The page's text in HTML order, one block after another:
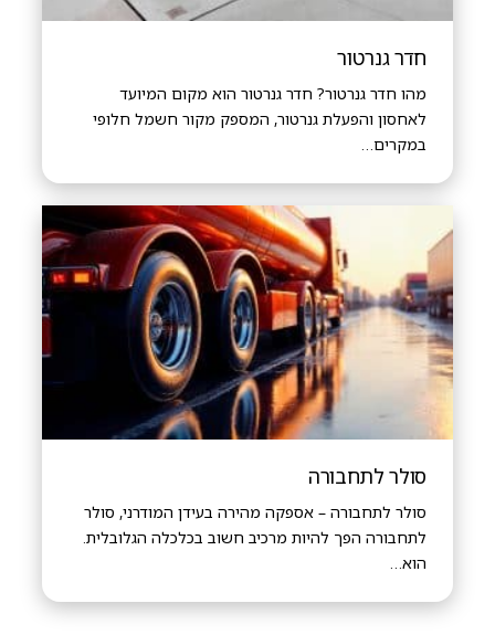
חדר גנרטור
מהו חדר גנרטור? חדר גנרטור הוא מקום המיועד
לאחסון והפעלת גנרטור, המספק מקור חשמל חלופי
במקרים…
סולר לתחבורה
סולר לתחבורה – אספקה מהירה בעידן המודרני, סולר
לתחבורה הפך להיות מרכיב חשוב בכלכלה הגלובלית.
הוא…